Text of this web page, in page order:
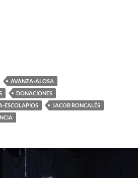
AVANZA-ALOSA
DONACIONES
ESCOLAPIOS
JACOB RONCALÉS